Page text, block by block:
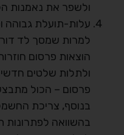
ולשפר את נאמנות
עלות-תועלת גבוהה
למרות שמסך לד
הוצאות פרסום
ולתלות שלטים
פרסום – הכול מתבצע
בנוסף, צריכת
בהשוואה